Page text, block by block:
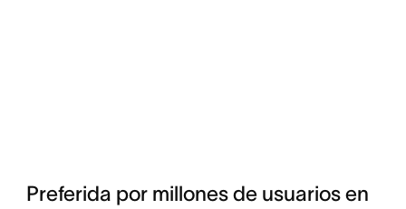
Preferida por millones de usuarios en